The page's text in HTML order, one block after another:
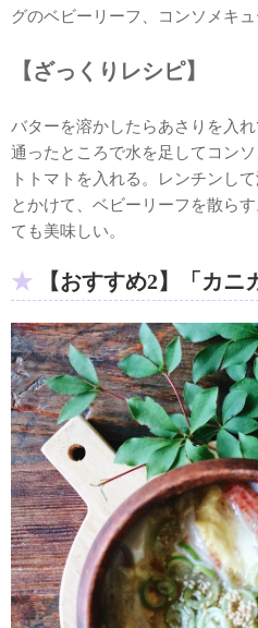
グのベビーリーフ、コンソメキ
【ざっくりレシピ】
バターを溶かしたらあさりを入
通ったところで水を足してコン
トトマトを入れる。レンチンし
とかけて、ベビーリーフを散ら
ても美味しい。
【おすすめ2】「カニ